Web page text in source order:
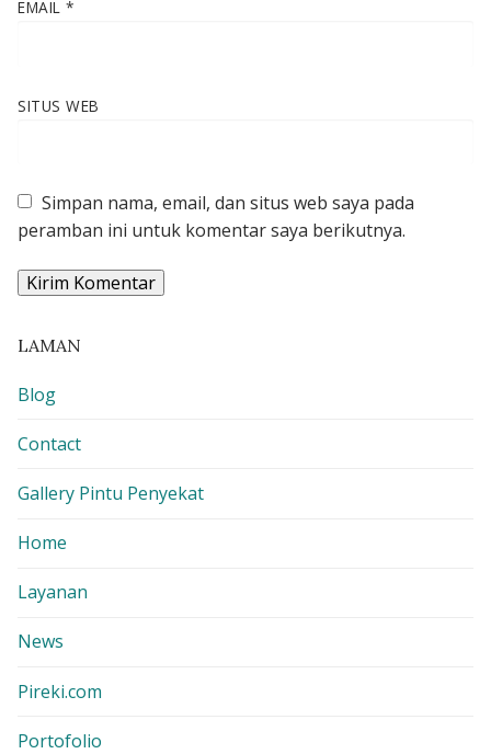
EMAIL *
SITUS WEB
Simpan nama, email, dan situs web saya pada
peramban ini untuk komentar saya berikutnya.
LAMAN
Blog
Contact
Gallery Pintu Penyekat
Home
Layanan
News
Pireki.com
Portofolio